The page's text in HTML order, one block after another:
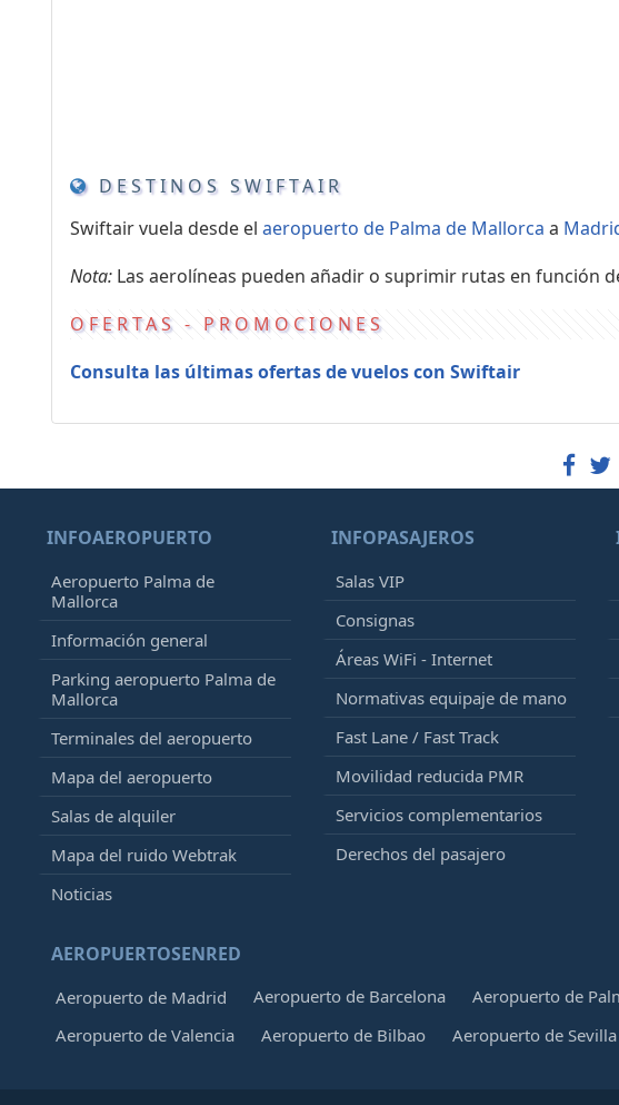
DESTINOS SWIFTAIR
Swiftair vuela desde el aeropuerto de Palma de Mallorca a
Nota: Las aerolíneas pueden añadir o suprimir rutas en función
OFERTAS - PROMOCIONES
Consulta las últimas ofertas de vuelos con Swiftair
INFOAEROPUERTO
Aeropuerto Palma de
Mallorca
Información general
Parking aeropuerto Palma de
Mallorca
Terminales del aeropuerto
Mapa del aeropuerto
Salas de alquiler
Mapa del ruido Webtrak
Noticias
INFOPASAJEROS
Salas VIP
Consignas
Áreas WiFi - Internet
Normativas equipaje de mano
Fast Lane / Fast Track
Movilidad reducida PMR
Servicios complementarios
Derechos del pasajero
AEROPUERTOSENRED
Aeropuerto de Madrid Aeropuerto de Barcelona Aeropuerto de
Aeropuerto de Valencia
Aeropuerto de Bilbao Aeropuerto de Sevilla